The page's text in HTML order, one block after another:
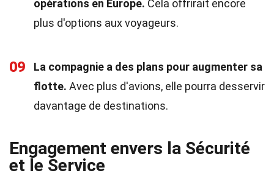
opérations en Europe. Cela offrirait encore
plus d'options aux voyageurs.
09
La compagnie a des plans pour augmenter sa
flotte. Avec plus d'avions, elle pourra desservir
davantage de destinations.
Engagement envers la Sécurité
et le Service